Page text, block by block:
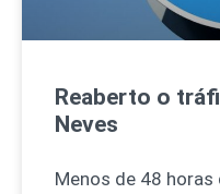
Reaberto o
Neves
Menos de 48